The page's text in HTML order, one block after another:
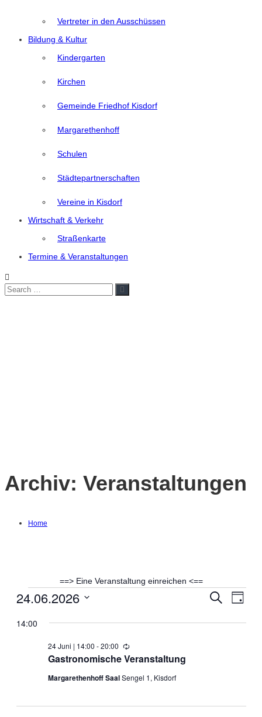
Vertreter in den Ausschüssen
Bildung & Kultur
Kindergarten
Kirchen
Gemeinde Friedhof Kisdorf
Margarethenhoff
Schulen
Städtepartnerschaften
Vereine in Kisdorf
Wirtschaft & Verkehr
Straßenkarte
Termine & Veranstaltungen
Search
Search
Archiv: Veranstaltungen
Home
==> Eine Veranstaltung einreichen <==
Veranstaltungen
für
Suche
Suche
Tag
24.06.2026
wählen.
14:00
Gastronomische Veranstaltung
24 Juni | 14:00 -20:00 Wiederholung
Margarethenhoff SaalSengel 1, Kisdorf